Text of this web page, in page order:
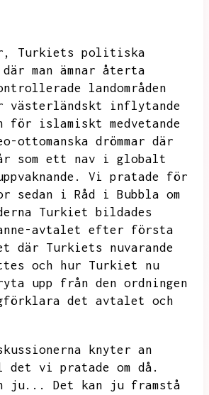
Turkiets politiska
man ämnar återta
landområden
västerländskt inflytande
islamiskt medvetande
ottomanska drömmar där
som ett nav i globalt
Vi pratade för
sedan i Råd i Bubbla om
Turkiet bildades
avtalet efter första
där Turkiets nuvarande
och hur Turkiet nu
upp från den ordningen
det avtalet och
knyter an
vi pratade om då.
ju...
Det kan ju framstå